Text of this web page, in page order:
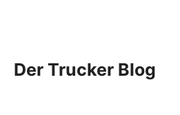
Der Trucker Blog